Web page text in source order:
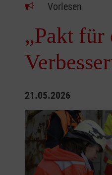
Vorlesen
„Pakt für
21.05.2026